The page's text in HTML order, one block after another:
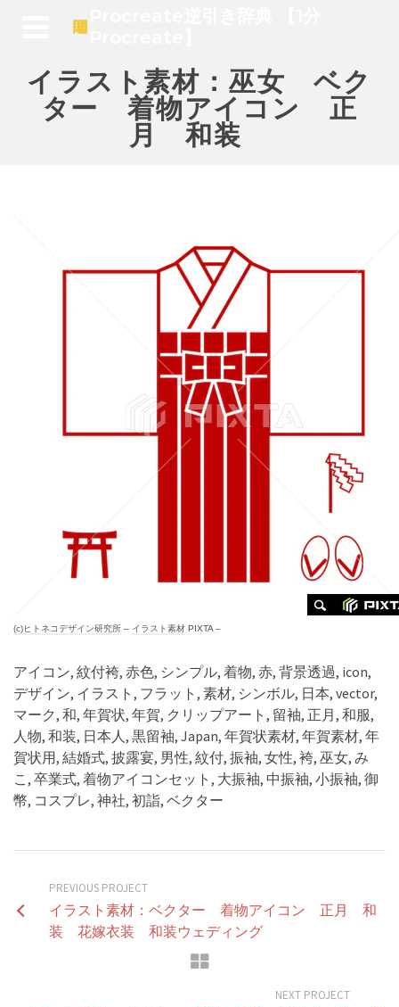
イラスト素材：巫女 ベク
ター 着物アイコン 正
月 和装
(c)ヒトネコデザイン研究所 – イラスト素材 PIXTA –
アイコン, 紋付袴, 赤色, シンプル, 着物, 赤, 背景透過, icon,
デザイン, イラスト, フラット, 素材, シンボル, 日本, vector,
マーク, 和, 年賀状, 年賀, クリップアート, 留袖, 正月, 和服,
人物, 和装, 日本人, 黒留袖, Japan, 年賀状素材, 年賀素材, 年
賀状用, 結婚式, 披露宴, 男性, 紋付, 振袖, 女性, 袴, 巫女, み
こ, 卒業式, 着物アイコンセット, 大振袖, 中振袖, 小振袖, 御
幣, コスプレ, 神社, 初詣, ベクター
PREVIOUS PROJECT
イラスト素材：ベクター 着物アイコン 正月 和
装 花嫁衣装 和装ウェディング
NEXT PROJECT